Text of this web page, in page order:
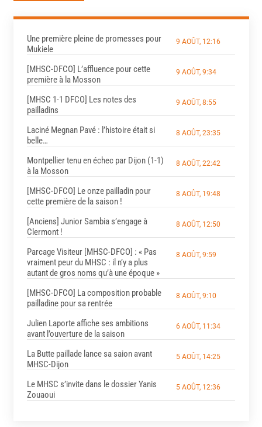
Une première pleine de promesses pour
Mukiele
9 AOÛT, 12:16
[MHSC-DFCO] L’affluence pour cette
première à la Mosson
9 AOÛT, 9:34
[MHSC 1-1 DFCO] Les notes des
pailladins
9 AOÛT, 8:55
Laciné Megnan Pavé : l’histoire était si
belle…
8 AOÛT, 23:35
Montpellier tenu en échec par Dijon (1-1)
à la Mosson
8 AOÛT, 22:42
[MHSC-DFCO] Le onze pailladin pour
cette première de la saison !
8 AOÛT, 19:48
[Anciens] Junior Sambia s’engage à
Clermont !
8 AOÛT, 12:50
Parcage Visiteur [MHSC-DFCO] : « Pas
vraiment peur du MHSC : il n’y a plus
autant de gros noms qu’à une époque »
8 AOÛT, 9:59
[MHSC-DFCO] La composition probable
pailladine pour sa rentrée
8 AOÛT, 9:10
Julien Laporte affiche ses ambitions
avant l’ouverture de la saison
6 AOÛT, 11:34
La Butte paillade lance sa saion avant
MHSC-Dijon
5 AOÛT, 14:25
Le MHSC s’invite dans le dossier Yanis
Zouaoui
5 AOÛT, 12:36